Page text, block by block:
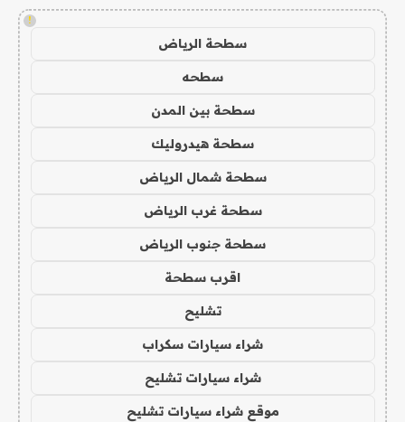
!
سطحة الرياض
سطحه
سطحة بين المدن
سطحة هيدروليك
سطحة شمال الرياض
سطحة غرب الرياض
سطحة جنوب الرياض
اقرب سطحة
تشليح
شراء سيارات سكراب
شراء سيارات تشليح
موقع شراء سيارات تشليح